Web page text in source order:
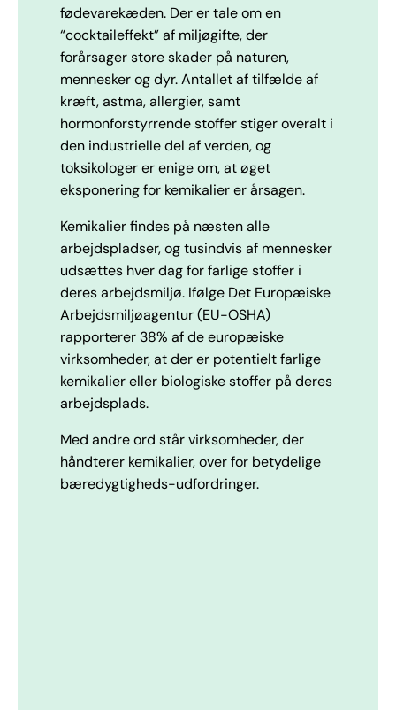
fødevarekæden. Der er tale om en
“cocktaileffekt” af miljøgifte, der
forårsager store skader på naturen,
mennesker og dyr. Antallet af tilfælde af
kræft, astma, allergier, samt
hormonforstyrrende stoffer stiger overalt i
den industrielle del af verden, og
toksikologer er enige om, at øget
eksponering for kemikalier er årsagen.
Kemikalier findes på næsten alle
arbejdspladser, og tusindvis af mennesker
udsættes hver dag for farlige stoffer i
deres arbejdsmiljø. Ifølge Det Europæiske
Arbejdsmiljøagentur (EU-OSHA)
rapporterer 38% af de europæiske
virksomheder, at der er potentielt farlige
kemikalier eller biologiske stoffer på deres
arbejdsplads.
Med andre ord står virksomheder, der
håndterer kemikalier, over for betydelige
bæredygtigheds-udfordringer.